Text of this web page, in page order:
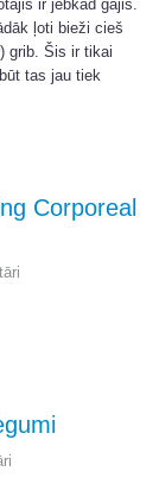
ir jebkad gājis.
ļoti bieži cieš
grib. Šis ir tikai
tas jau tiek
Corporeal